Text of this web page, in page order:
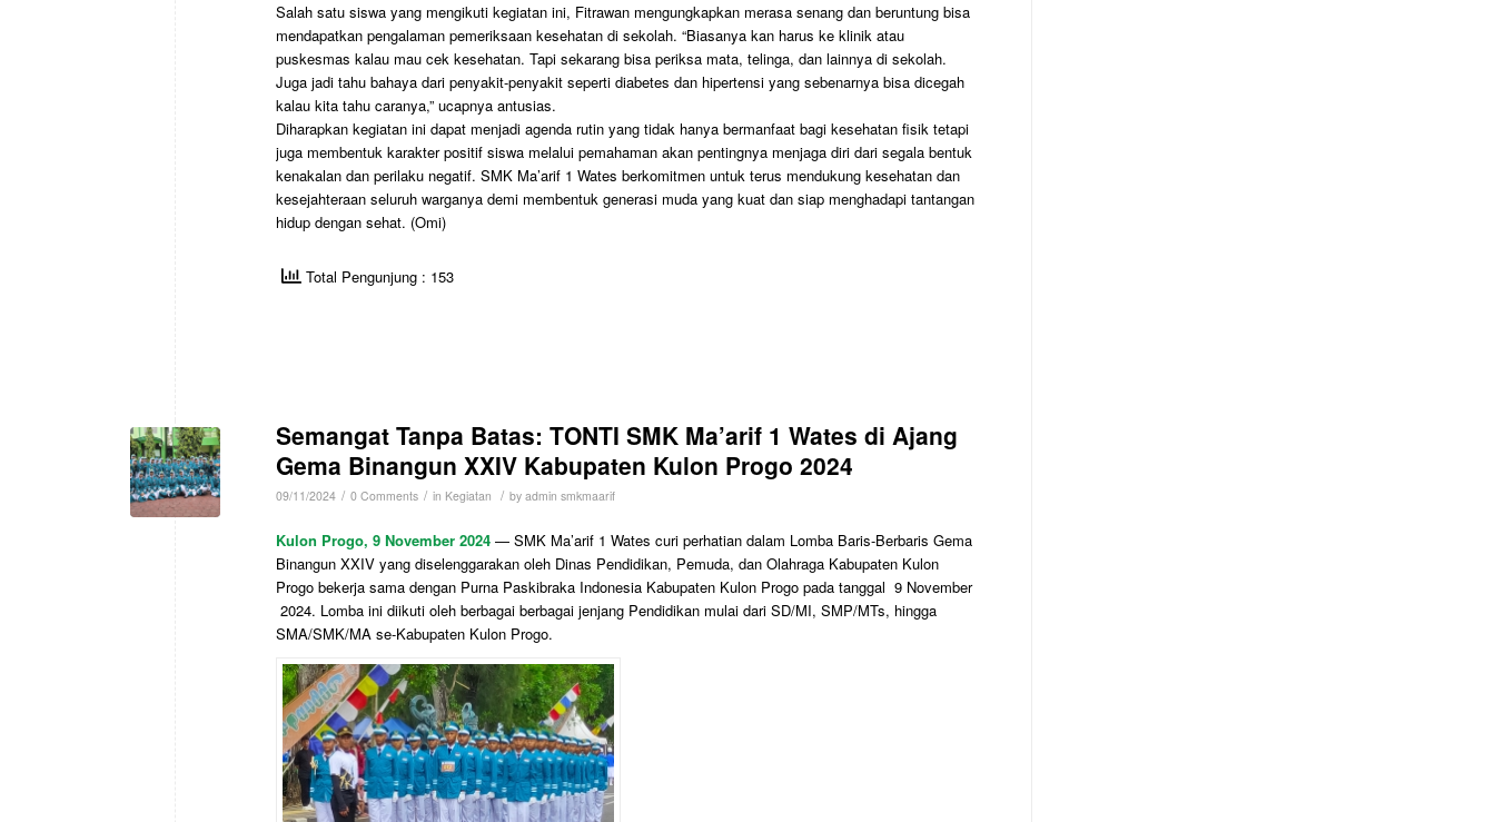
Salah satu siswa yang mengikuti kegiatan ini, Fitrawan mengungkapkan merasa senang dan beruntung bisa
mendapatkan pengalaman pemeriksaan kesehatan di sekolah. “Biasanya kan harus ke klinik atau
puskesmas kalau mau cek kesehatan. Tapi sekarang bisa periksa mata, telinga, dan lainnya di sekolah.
Juga jadi tahu bahaya dari penyakit-penyakit seperti diabetes dan hipertensi yang sebenarnya bisa dicegah
kalau kita tahu caranya,” ucapnya antusias.
Diharapkan kegiatan ini dapat menjadi agenda rutin yang tidak hanya bermanfaat bagi kesehatan fisik tetapi
juga membentuk karakter positif siswa melalui pemahaman akan pentingnya menjaga diri dari segala bentuk
kenakalan dan perilaku negatif. SMK Ma’arif 1 Wates berkomitmen untuk terus mendukung kesehatan dan
kesejahteraan seluruh warganya demi membentuk generasi muda yang kuat dan siap menghadapi tantangan
hidup dengan sehat. (Omi)
Total Pengunjung : 153
Semangat Tanpa Batas: TONTI SMK Ma’arif 1 Wates di Ajang
Gema Binangun XXIV Kabupaten Kulon Progo 2024
09/11/2024 / 0 Comments / in Kegiatan / by admin smkmaarif
Kulon Progo, 9 November 2024 — SMK Ma’arif 1 Wates curi perhatian dalam Lomba Baris-Berbaris Gema
Binangun XXIV yang diselenggarakan oleh Dinas Pendidikan, Pemuda, dan Olahraga Kabupaten Kulon
Progo bekerja sama dengan Purna Paskibraka Indonesia Kabupaten Kulon Progo pada tanggal 9 November
2024. Lomba ini diikuti oleh berbagai berbagai jenjang Pendidikan mulai dari SD/MI, SMP/MTs, hingga
SMA/SMK/MA se-Kabupaten Kulon Progo.